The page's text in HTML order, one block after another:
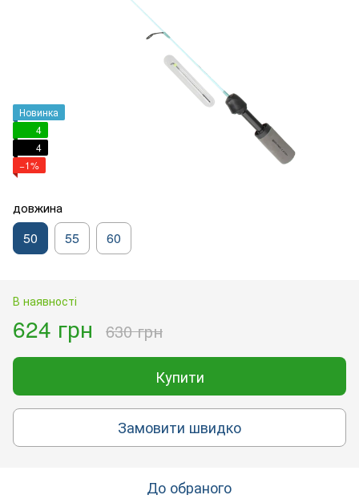
Новинка
4
4
−1%
довжина
50 55 60
В наявності
624 грн 630 грн
Купити
Замовити швидко
До обраного